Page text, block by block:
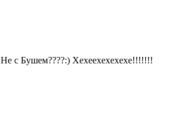
Не с Бушем????:) Хехеехехехехе!!!!!!!